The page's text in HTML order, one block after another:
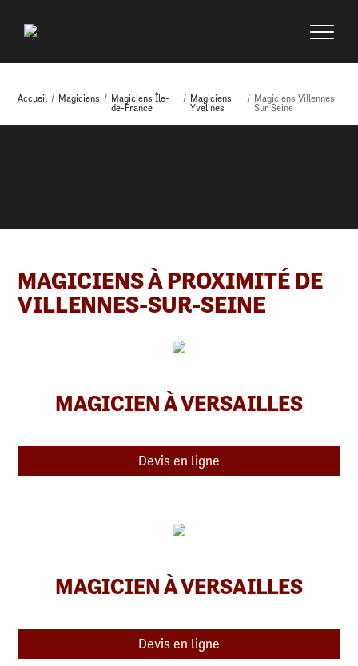
Accueil / Magiciens / Magiciens Île-
de-France
/ Magiciens
Yvelines
/ Magiciens Villennes
Sur Seine
MAGICIENS À PROXIMITÉ DE
VILLENNES-SUR-SEINE
MAGICIEN À VERSAILLES
Devis en ligne
MAGICIEN À VERSAILLES
Devis en ligne